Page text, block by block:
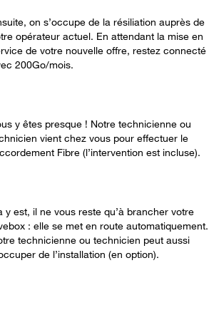
on s’occupe de la résiliation auprès de
opérateur actuel. En attendant la mise en
de votre nouvelle offre, restez connecté
200Go/mois.
y êtes presque ! Notre technicienne ou
vient chez vous pour effectuer le
Fibre (l’intervention est incluse).
y est, il ne vous reste qu’à brancher votre
: elle se met en route automatiquement.
technicienne ou technicien peut aussi
de l’installation (en option).